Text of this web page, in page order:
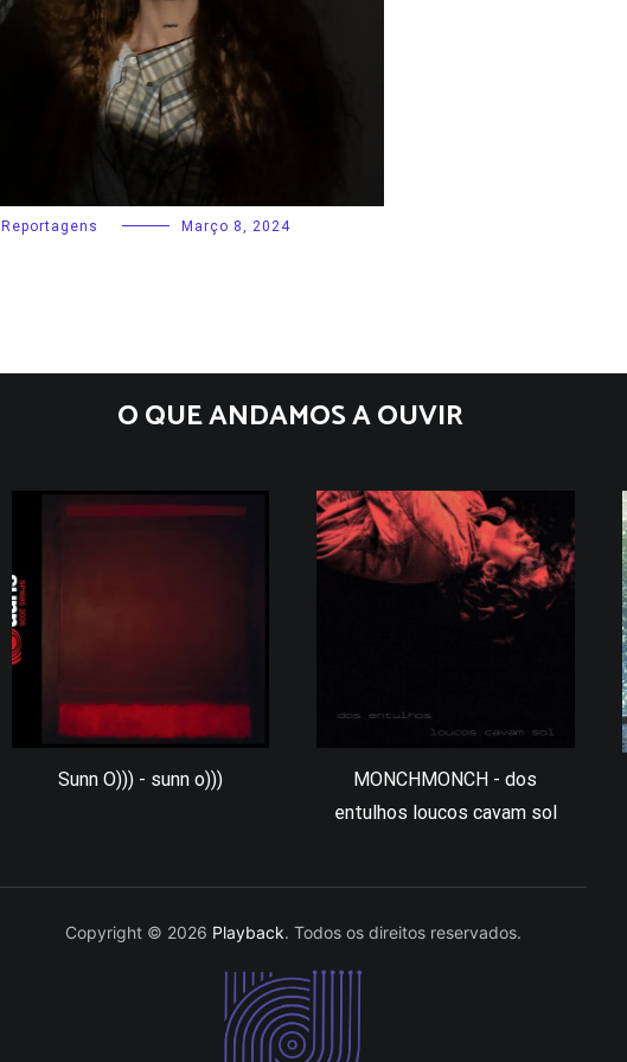
Reportagens Março 8, 2024
O QUE ANDAMOS A OUVIR
Sunn O))) - sunn o)))
MONCHMONCH - dos
entulhos loucos cavam sol
Copyright © 2026 Playback. Todos os direitos reservados.